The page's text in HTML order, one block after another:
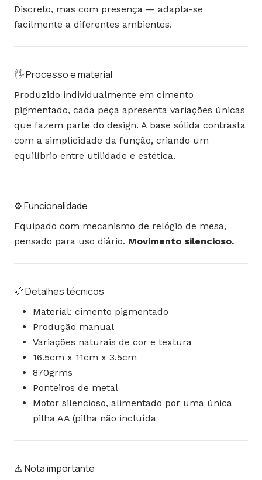
Discreto, mas com presença — adapta-se
facilmente a diferentes ambientes.
🖐️ Processo e material
Produzido individualmente em cimento
pigmentado, cada peça apresenta variações únicas
que fazem parte do design. A base sólida contrasta
com a simplicidade da função, criando um
equilíbrio entre utilidade e estética.
⚙️ Funcionalidade
Equipado com mecanismo de relógio de mesa,
pensado para uso diário. Movimento silencioso.
📏 Detalhes técnicos
Material: cimento pigmentado
Produção manual
Variações naturais de cor e textura
16.5cm x 11cm x 3.5cm
870grms
Ponteiros de metal
Motor silencioso, alimentado por uma única
pilha AA (pilha não incluída
⚠️ Nota importante